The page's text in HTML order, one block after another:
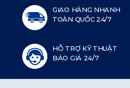
GIAO HÀNG NHANH
TOÀN QUỐC 24/7
HỖ TRỢ KỸ THUẬT
BÁO GIÁ 24/7